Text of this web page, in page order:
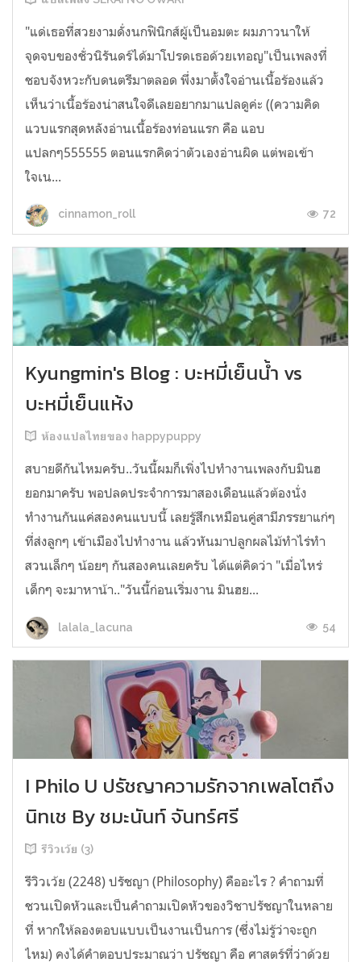
"แด่เธอที่สวยงามดั่งนกฟินิกส์ผู้เป็นอมตะ ผมภาวนาให้
จุดจบของชั่วนิรันดร์ได้มาโปรดเธอด้วยเทอญ"เป็นเพลงที่
ชอบจังหวะกับดนตรีมาตลอด พึ่งมาตั้งใจอ่านเนื้อร้องแล้ว
เห็นว่าเนื้อร้องน่าสนใจดีเลยอยากมาแปลดูค่ะ ((ความคิด
แวบแรกสุดหลังอ่านเนื้อร้องท่อนแรก คือ แอบ
แปลกๆ555555 ตอนแรกคิดว่าตัวเองอ่านผิด แต่พอเข้า
ใจเน...
cinnamon_roll 72
Kyungmin's Blog : บะหมี่เย็นน้ำ vs
บะหมี่เย็นแห้ง
ห้องแปลไทยของ happypuppy
สบายดีกันไหมครับ..วันนี้ผมก็เพิ่งไปทำงานเพลงกับมินฮ
ยอกมาครับ พอปลดประจำการมาสองเดือนแล้วต้องนั่ง
ทำงานกันแค่สองคนแบบนี้ เลยรู้สึกเหมือนคู่สามีภรรยาแก่ๆ
ที่ส่งลูกๆ เข้าเมืองไปทำงาน แล้วหันมาปลูกผลไม้ทำไร่ทำ
สวนเล็กๆ น้อยๆ กันสองคนเลยครับ ได้แต่คิดว่า "เมื่อไหร่
เด็กๆ จะมาหาน้า.."วันนี้ก่อนเริ่มงาน มินฮย...
lalala_lacuna 54
I Philo U ปรัชญาความรักจากเพลโตถึง
นิทเช By ชมะนันท์ จันทร์ศรี
รีวิวเว้ย (3)
รีวิวเว้ย (2248) ปรัชญา (Philosophy) คืออะไร ? คำถามที่
ชวนเปิดหัวและเป็นคำถามเปิดหัวของวิชาปรัชญาในหลาย
ที่ หากให้ลองตอบแบบเป็นงานเป็นการ (ซึ่งไม่รู้ว่าจะถูก
ไหม) คงได้คำตอบประมาณว่า ปรัชญา คือ ศาสตร์ที่ว่าด้วย